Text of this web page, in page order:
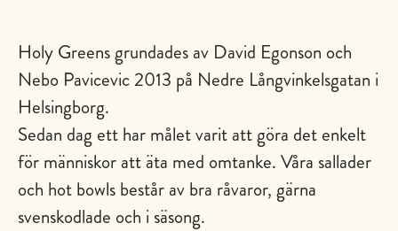
Holy Greens grundades av David Egonson och
Nebo Pavicevic 2013 på Nedre Långvinkelsgatan i
Helsingborg.
Sedan dag ett har målet varit att göra det enkelt
för människor att äta med omtanke. Våra sallader
och hot bowls består av bra råvaror, gärna
svenskodlade och i säsong.